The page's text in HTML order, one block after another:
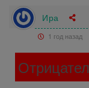
Ира
1 год назад